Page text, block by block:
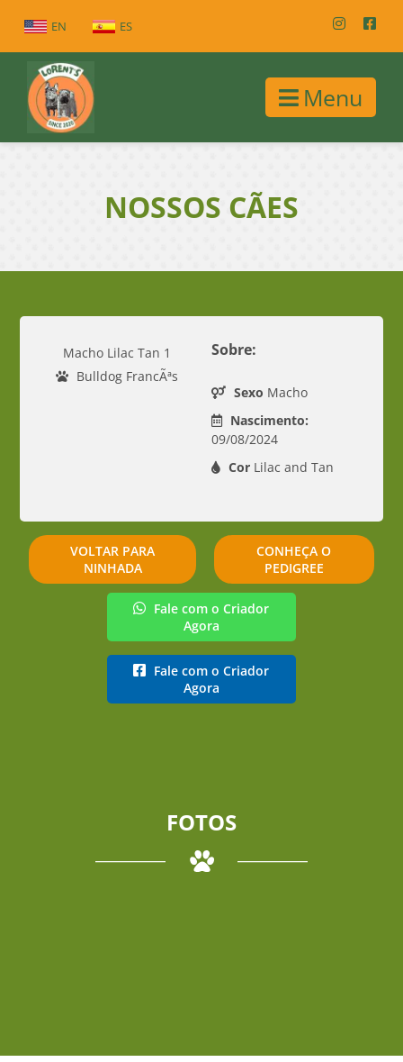
EN ES
Menu
NOSSOS CÃES
Macho Lilac Tan 1
Bulldog FrancÃªs
Sobre:
Sexo Macho
Nascimento:
09/08/2024
CorLilac and Tan
VOLTAR PARA
NINHADA
CONHEÇA O
PEDIGREE
Fale com o Criador
Agora
Fale com o Criador
Agora
FOTOS